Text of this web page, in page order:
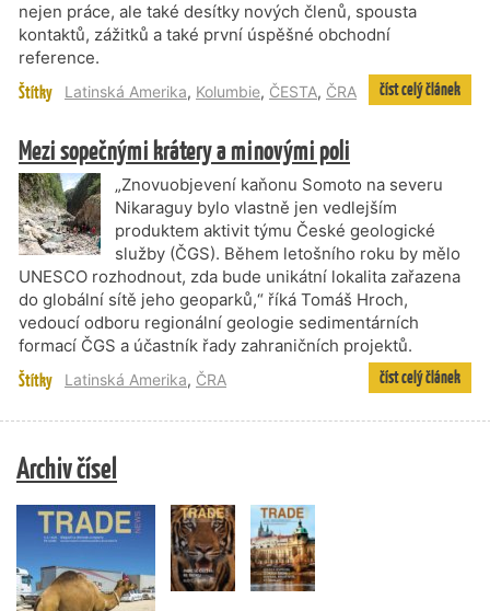
nejen práce, ale také desítky nových členů, spousta
kontaktů, zážitků a také první úspěšné obchodní
reference.
Štítky Latinská Amerika, Kolumbie, ČESTA, ČRA číst celý článek
Mezi sopečnými krátery a minovými poli
„Znovuobjevení kaňonu Somoto na severu
Nikaraguy bylo vlastně jen vedlejším
produktem aktivit týmu České geologické
služby (ČGS). Během letošního roku by mělo
UNESCO rozhodnout, zda bude unikátní lokalita zařazena
do globální sítě jeho geoparků,“ říká Tomáš Hroch,
vedoucí odboru regionální geologie sedimentárních
formací ČGS a účastník řady zahraničních projektů.
Štítky Latinská Amerika, ČRA číst celý článek
Archiv čísel